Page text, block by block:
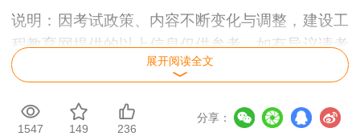
说明：因考试政策、内容不断变化与调整，建设工
程教育网提供的以上信息仅供参考，如有异议请考
生以官方部门新公布内容为准！
展开阅读全文
1547 149 236
分享：